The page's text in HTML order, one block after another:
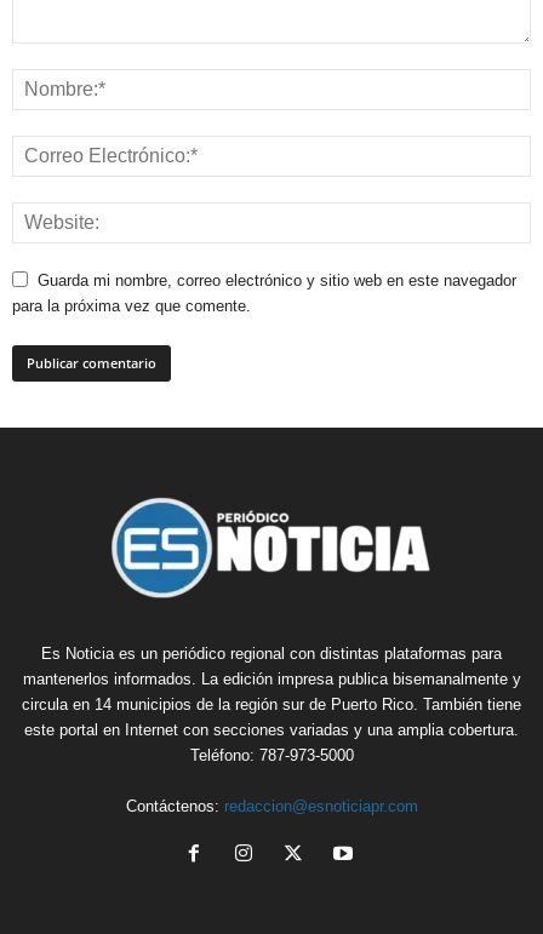
Guarda mi nombre, correo electrónico y sitio web en este navegador
para la próxima vez que comente.
Es Noticia es un periódico regional con distintas plataformas para
mantenerlos informados. La edición impresa publica bisemanalmente y
circula en 14 municipios de la región sur de Puerto Rico. También tiene
este portal en Internet con secciones variadas y una amplia cobertura.
Teléfono: 787-973-5000
Contáctenos: redaccion@esnoticiapr.com